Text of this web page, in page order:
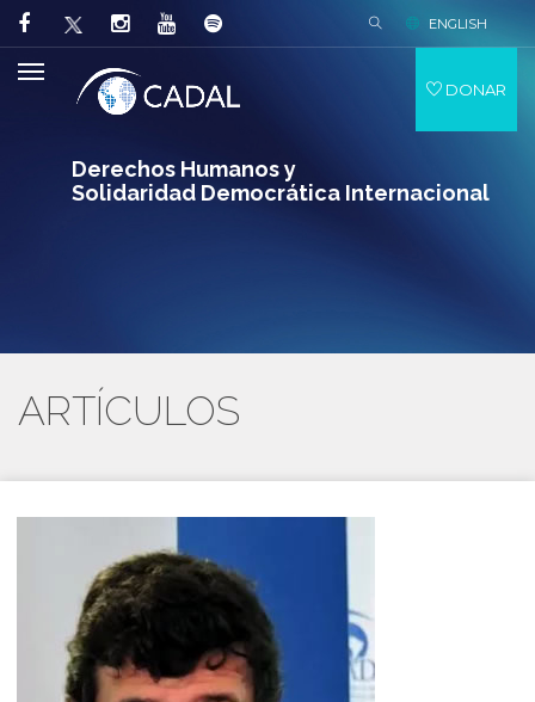
Derechos Humanos y
Solidaridad Democrática Internacional
ENGLISH
DONAR
ARTÍCULOS